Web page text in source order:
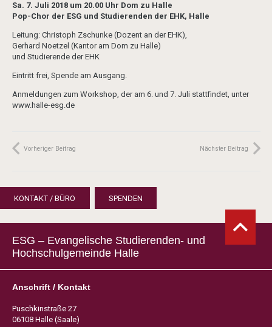
Sa. 7. Juli 2018 um 20.00 Uhr Dom zu Halle
Pop-Chor der ESG und Studierenden der EHK, Halle
Leitung: Christoph Zschunke (Dozent an der EHK),
Gerhard Noetzel (Kantor am Dom zu Halle)
und Studierende der EHK
Eintritt frei, Spende am Ausgang.
Anmeldungen zum Workshop, der am 6. und 7. Juli stattfindet, unter
www.halle-esg.de
Vorheriger Beitrag Nächster Beitrag
KONTAKT / BÜRO SPENDEN
ESG – Evangelische Studierenden- und
Hochschulgemeinde Halle
Anschrift / Kontakt
Puschkinstraße 27
06108 Halle (Saale)